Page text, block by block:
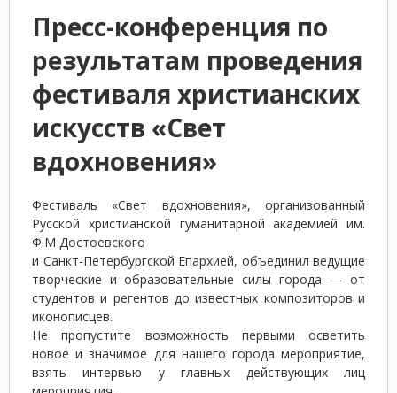
Пресс-конференция по
результатам проведения
фестиваля христианских
искусств «Свет
вдохновения»
Фестиваль «Свет вдохновения», организованный
Русской христианской гуманитарной академией им.
Ф.М Достоевского
и Санкт-Петербургской Епархией, объединил ведущие
творческие и образовательные силы города — от
студентов и регентов до известных композиторов и
иконописцев.
Не пропустите возможность первыми осветить
новое и значимое для нашего города мероприятие,
взять интервью у главных действующих лиц